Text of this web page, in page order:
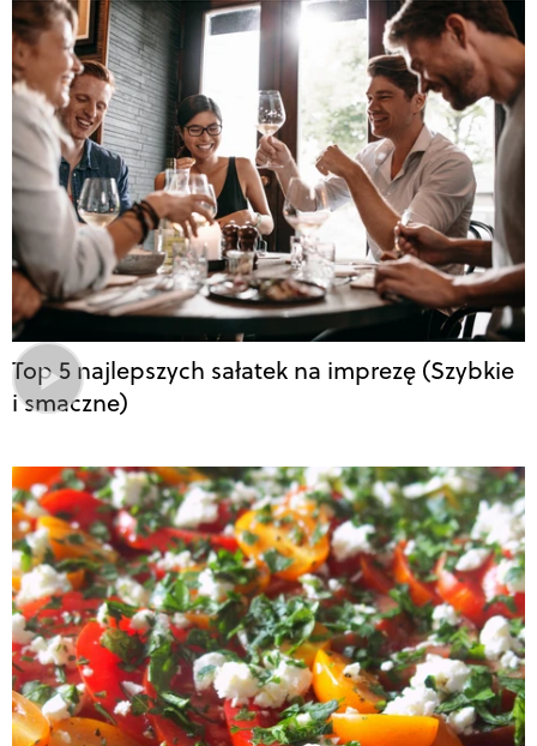
Top 5 najlepszych sałatek na imprezę (Szybkie
i smaczne)